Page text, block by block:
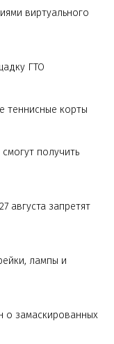
виртуального
ГТО
теннисные корты
получить
августа запретят
лампы и
о замаскированных